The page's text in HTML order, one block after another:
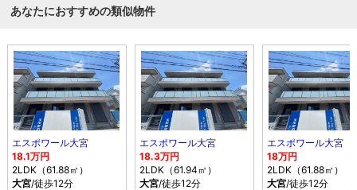
あなたにおすすめの類似物件
エスポワール大宮
18.1万円
2LDK（61.88㎡）
大宮/徒歩12分
エスポワール大宮
18.3万円
2LDK（61.94㎡）
大宮/徒歩12分
エスポワール大宮
18万円
2LDK（61.88㎡）
大宮/徒歩12分